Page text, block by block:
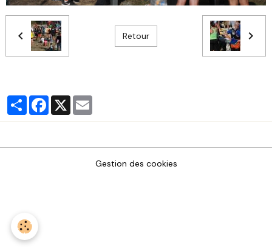
Retour
PartagerFacebook
X
Gestion des cookies